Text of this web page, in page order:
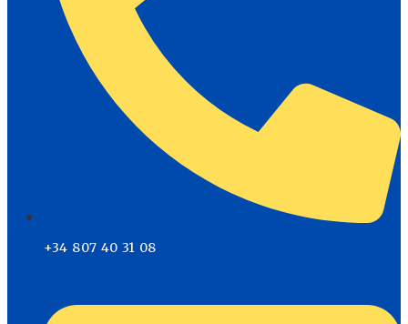
+34 807 40 31 08